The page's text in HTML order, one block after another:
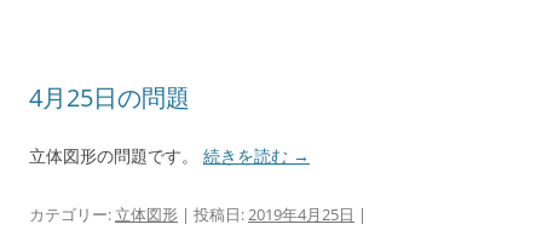
4月25日の問題
立体図形の問題です。 続きを読む →
カテゴリー: 立体図形 | 投稿日:2019年4月25日 |